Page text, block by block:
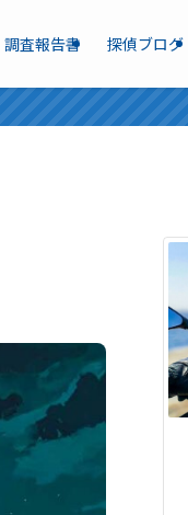
調査報告書 探偵ブログ